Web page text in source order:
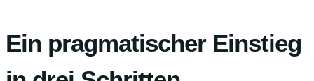
Ein pragmatischer Einstieg